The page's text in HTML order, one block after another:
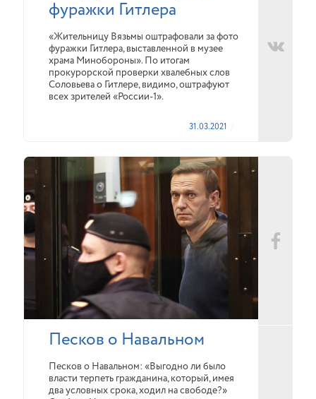
фуражки Гитлера
«Жительницу Вязьмы оштрафовали за фото
фуражки Гитлера, выставленной в музее
храма Минобороны». По итогам
прокурорской проверки хвалебных слов
Соловьева о Гитлере, видимо, оштрафуют
всех зрителей «России-1».
31.03.2021
Песков о Навальном
Песков о Навальном: «Выгодно ли было
власти терпеть гражданина, который, имея
два условных срока, ходил на свободе?»